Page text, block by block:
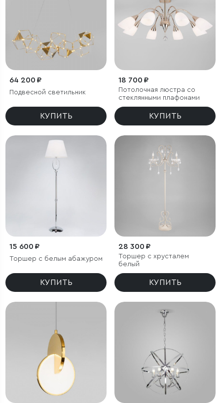
64 200 ₽
Подвесной светильник
КУПИТЬ
18 700 ₽
Потолочная люстра со
стеклянными плафонами
КУПИТЬ
15 600 ₽
Торшер с белым абажуром
КУПИТЬ
28 300 ₽
Торшер с хрусталем
белый
КУПИТЬ